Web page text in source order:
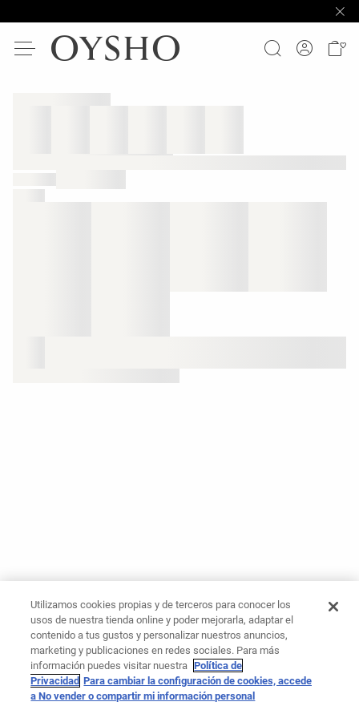
Utilizamos cookies propias y de terceros para conocer los
usos de nuestra tienda online y poder mejorarla, adaptar el
contenido a tus gustos y personalizar nuestros anuncios,
marketing y publicaciones en redes sociales. Para más
información puedes visitar nuestra Política de
Privacidad Para cambiar la configuración de cookies, accede
a No vender o compartir mi información personal